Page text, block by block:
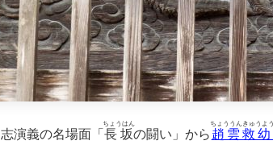
演義の名場面「 長坂
ちょうはん
の闘い」から 趙雲救幼
ちょううんきゅうよ